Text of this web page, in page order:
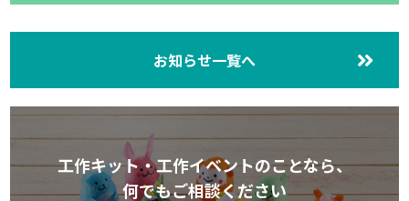
お知らせ一覧へ
工作キット・工作イベントのことなら、
何でもご相談ください